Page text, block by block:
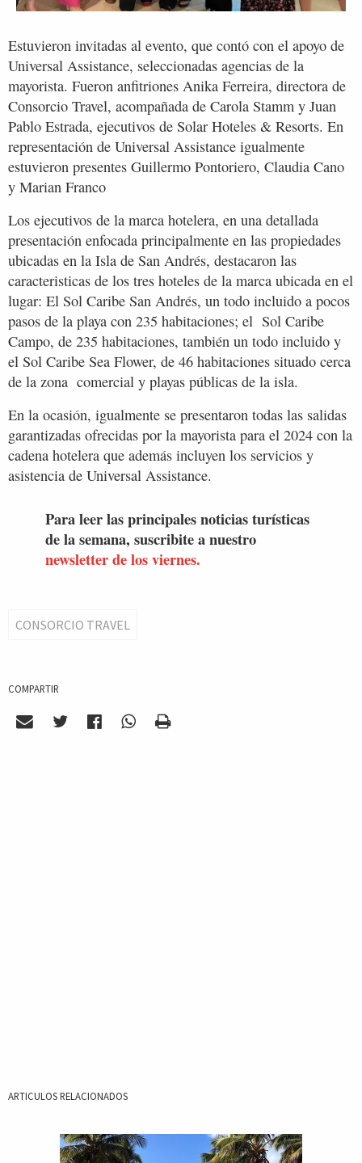
Estuvieron invitadas al evento, que contó con el apoyo de
Universal Assistance, seleccionadas agencias de la
mayorista. Fueron anfitriones Anika Ferreira, directora de
Consorcio Travel, acompañada de Carola Stamm y Juan
Pablo Estrada, ejecutivos de Solar Hoteles & Resorts. En
representación de Universal Assistance igualmente
estuvieron presentes Guillermo Pontoriero, Claudia Cano
y Marian Franco
Los ejecutivos de la marca hotelera, en una detallada
presentación enfocada principalmente en las propiedades
ubicadas en la Isla de San Andrés, destacaron las
caracteristicas de los tres hoteles de la marca ubicada en el
lugar: El Sol Caribe San Andrés, un todo incluido a pocos
pasos de la playa con 235 habitaciones; el Sol Caribe
Campo, de 235 habitaciones, también un todo incluido y
el Sol Caribe Sea Flower, de 46 habitaciones situado cerca
de la zona comercial y playas públicas de la isla.
En la ocasión, igualmente se presentaron todas las salidas
garantizadas ofrecidas por la mayorista para el 2024 con la
cadena hotelera que además incluyen los servicios y
asistencia de Universal Assistance.
Para leer las principales noticias turísticas
de la semana, suscribite a nuestro
newsletter de los viernes.
CONSORCIO TRAVEL
COMPARTIR
ARTICULOS RELACIONADOS